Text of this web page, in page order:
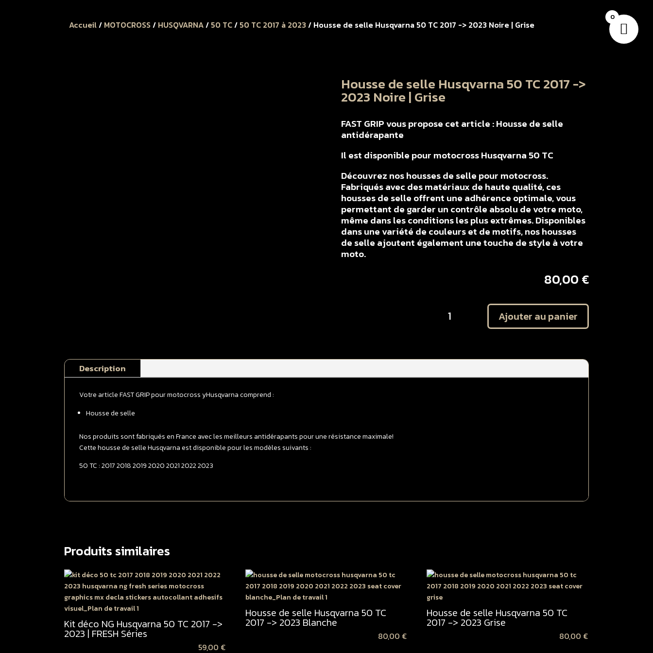
Accueil/ MOTOCROSS / HUSQVARNA/ 50 TC/ 50 TC 2017 à 2023/ Housse de selle Husqvarna 50 TC 2017 -> 2023 Noire | Grise
Housse de selle Husqvarna 50 TC 2017 ->
2023 Noire | Grise
FAST GRIP vous propose cet article : Housse de selle
antidérapante
Il est disponible pour motocross Husqvarna 50 TC
Découvrez nos housses de selle pour motocross.
Fabriqués avec des matériaux de haute qualité, ces
housses de selle offrent une adhérence optimale, vous
permettant de garder un contrôle absolu de votre moto,
même dans les conditions les plus extrêmes. Disponibles
dans une variété de couleurs et de motifs, nos housses
de selle ajoutent également une touche de style à votre
moto.
80,00 €
Husqvarna
Ajouter au panier
Description
Votre article FAST GRIP pour motocross yHusqvarna comprend :
Housse de selle
Nos produits sont fabriqués en France avec les meilleurs antidérapants pour une résistance maximale!
Cette housse de selle Husqvarna est disponible pour les modèles suivants :
50 TC : 2017 2018 2019 2020 2021 2022 2023
Produits similaires
Kit déco NG Husqvarna 50 TC 2017 ->
2023 | FRESH Séries
59,00 €
Housse de selle Husqvarna 50 TC
2017 -> 2023 Blanche
80,00 €
Housse de selle Husqvarna 50 TC
2017 -> 2023 Grise
80,00 €
0